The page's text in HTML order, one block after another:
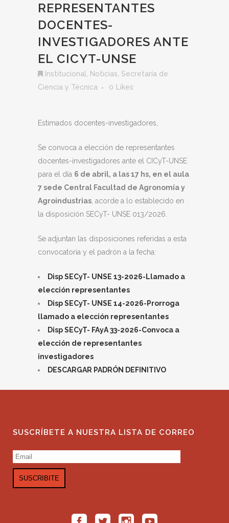
REPRESENTANTES
DOCENTES-
INVESTIGADORES ANTE
EL CICYT-UNSE
Institucional Noticias Secretaría de
Ciencia y Técnica
0 Likes
Estimados docentes-investigadores,
Se convoca a elección de representantes
docentes-investigadores ante el CICyT-UNSE
para el día 6 de abril, a las 17 hs, en el aula
7 sede Central Facultad de Agronomía y
Agroindustrias , acorde a lo establecido en
la disposición SECyT- UNSE 013/2026.
Se adjuntan las disposiciones referidas a esta
convocatoria y el padrón a la fecha:
Disp SECyT- UNSE 13-2026-Llamado a
elección representantes
Disp SECyT- UNSE 14-2026-Prorroga
llamado a elección representantes
Disp SECyT- FAyA 33-2026-Convoca a
elección de representantes
investigadores
DESCARGAR PADRÓN DEFINITIVO
SUSCRÍBETE A NUESTRA LISTA DE CORREO